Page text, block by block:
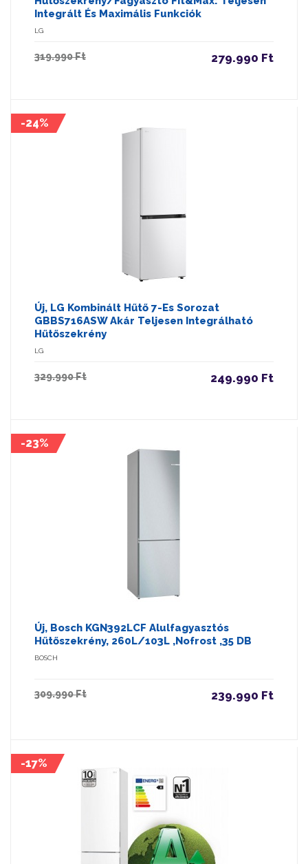
Integrált És Maximális Funkciók
LG
319.990 Ft 279.990 Ft
-24%
Új, LG Kombinált Hűtő 7-Es Sorozat
GBBS716ASW Akár Teljesen Integrálható
Hűtőszekrény
LG
329.990 Ft 249.990 Ft
-23%
Új, Bosch KGN392LCF Alulfagyasztós
Hűtőszekrény, 260L/103L ,Nofrost ,35 DB
BOSCH
309.990 Ft 239.990 Ft
-17%